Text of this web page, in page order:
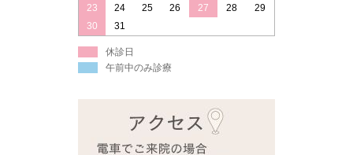
23
24 25 26 27 28
29
30
31
休診日
午前中のみ診療